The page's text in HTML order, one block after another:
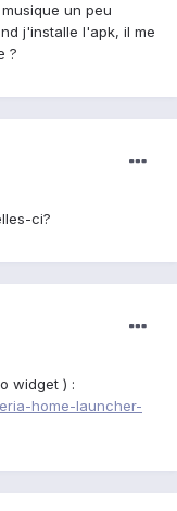
un peu
j'installe l'apk, il me
?
ci?
widget ) :
home-launcher-